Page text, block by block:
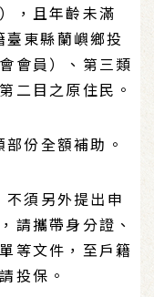
，且年齡未滿
東縣蘭嶼鄉投
會員）、第三類
二目之原住民。
份全額補助。
須另外提出申
請攜帶身分證、
等文件，至戶籍
投保。